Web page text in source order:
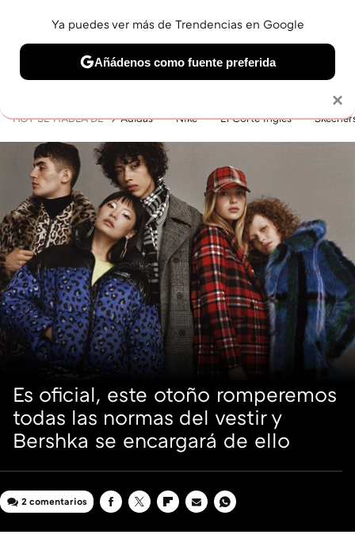
BELLEZA SHOPPING VIAJES GASTRO SNEAKERS
HOY SE HABLA DE Adidas Nike El Corte Inglés
Es oficial, este otoño romperemos
todas las normas del vestir y
Bershka se encargará de ello
2 comentarios
×
Ya puedes ver más de Trendencias en Google
Añádenos como fuente preferida